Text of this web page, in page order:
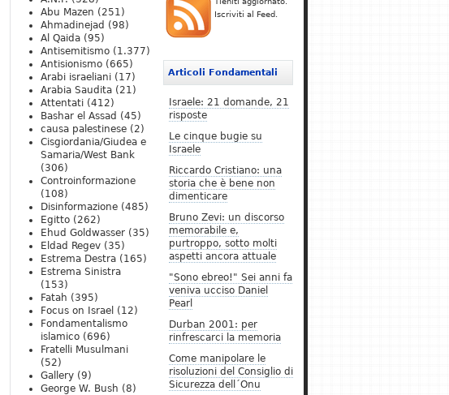
Iscriviti al Feed.
Articoli Fondamentali
Israele: 21 domande, 21
risposte
Le cinque bugie su
Israele
Riccardo Cristiano: una
storia che è bene non
dimenticare
Bruno Zevi: un discorso
memorabile e,
purtroppo, sotto molti
aspetti ancora attuale
"Sono ebreo!" Sei anni fa
veniva ucciso Daniel
Pearl
Durban 2001: per
rinfrescarci la memoria
Come manipolare le
risoluzioni del Consiglio di
Sicurezza dell´Onu
Abu Mazen (251)
Ahmadinejad (98)
Al Qaida (95)
Antisemitismo (1.377)
Antisionismo (665)
Arabi israeliani (17)
Arabia Saudita (21)
Attentati (412)
Bashar el Assad (45)
causa palestinese (2)
Cisgiordania/Giudea e
Samaria/West Bank
(306)
Controinformazione
(108)
Disinformazione (485)
Egitto (262)
Ehud Goldwasser (35)
Eldad Regev (35)
Estrema Destra (165)
Estrema Sinistra
(153)
Fatah (395)
Focus on Israel (12)
Fondamentalismo
islamico (696)
Fratelli Musulmani
(52)
Gallery (9)
George W. Bush (8)